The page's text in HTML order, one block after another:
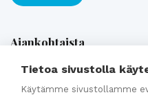
Ajankohtaista
Webinaaritallenne: Onko
Tietoa sivustolla
Käytämme sivustollamme